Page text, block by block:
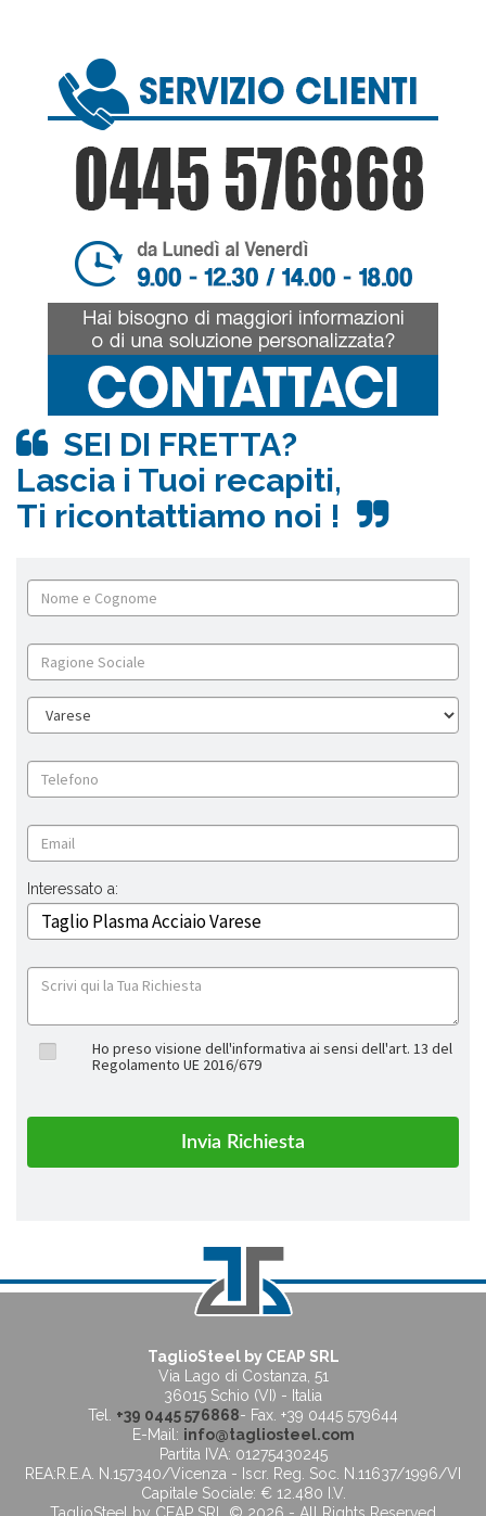
SEI DI FRETTA?
Lascia i Tuoi recapiti,
Ti ricontattiamo noi !
Interessato a:
Ho preso visione dell'informativa ai sensi dell'art. 13 del
Regolamento UE 2016/679
TaglioSteel by CEAP SRL
Via Lago di Costanza, 51
36015 Schio (VI) - Italia
Tel. +39 0445 576868- Fax. +39 0445 579644
E-Mail: info@tagliosteel.com
Partita IVA: 01275430245
REA:R.E.A. N.157340/Vicenza - Iscr. Reg. Soc. N.11637/1996/VI
Capitale Sociale: € 12.480 I.V.
TaglioSteel by CEAP SRL © 2026 - All Rights Reserved